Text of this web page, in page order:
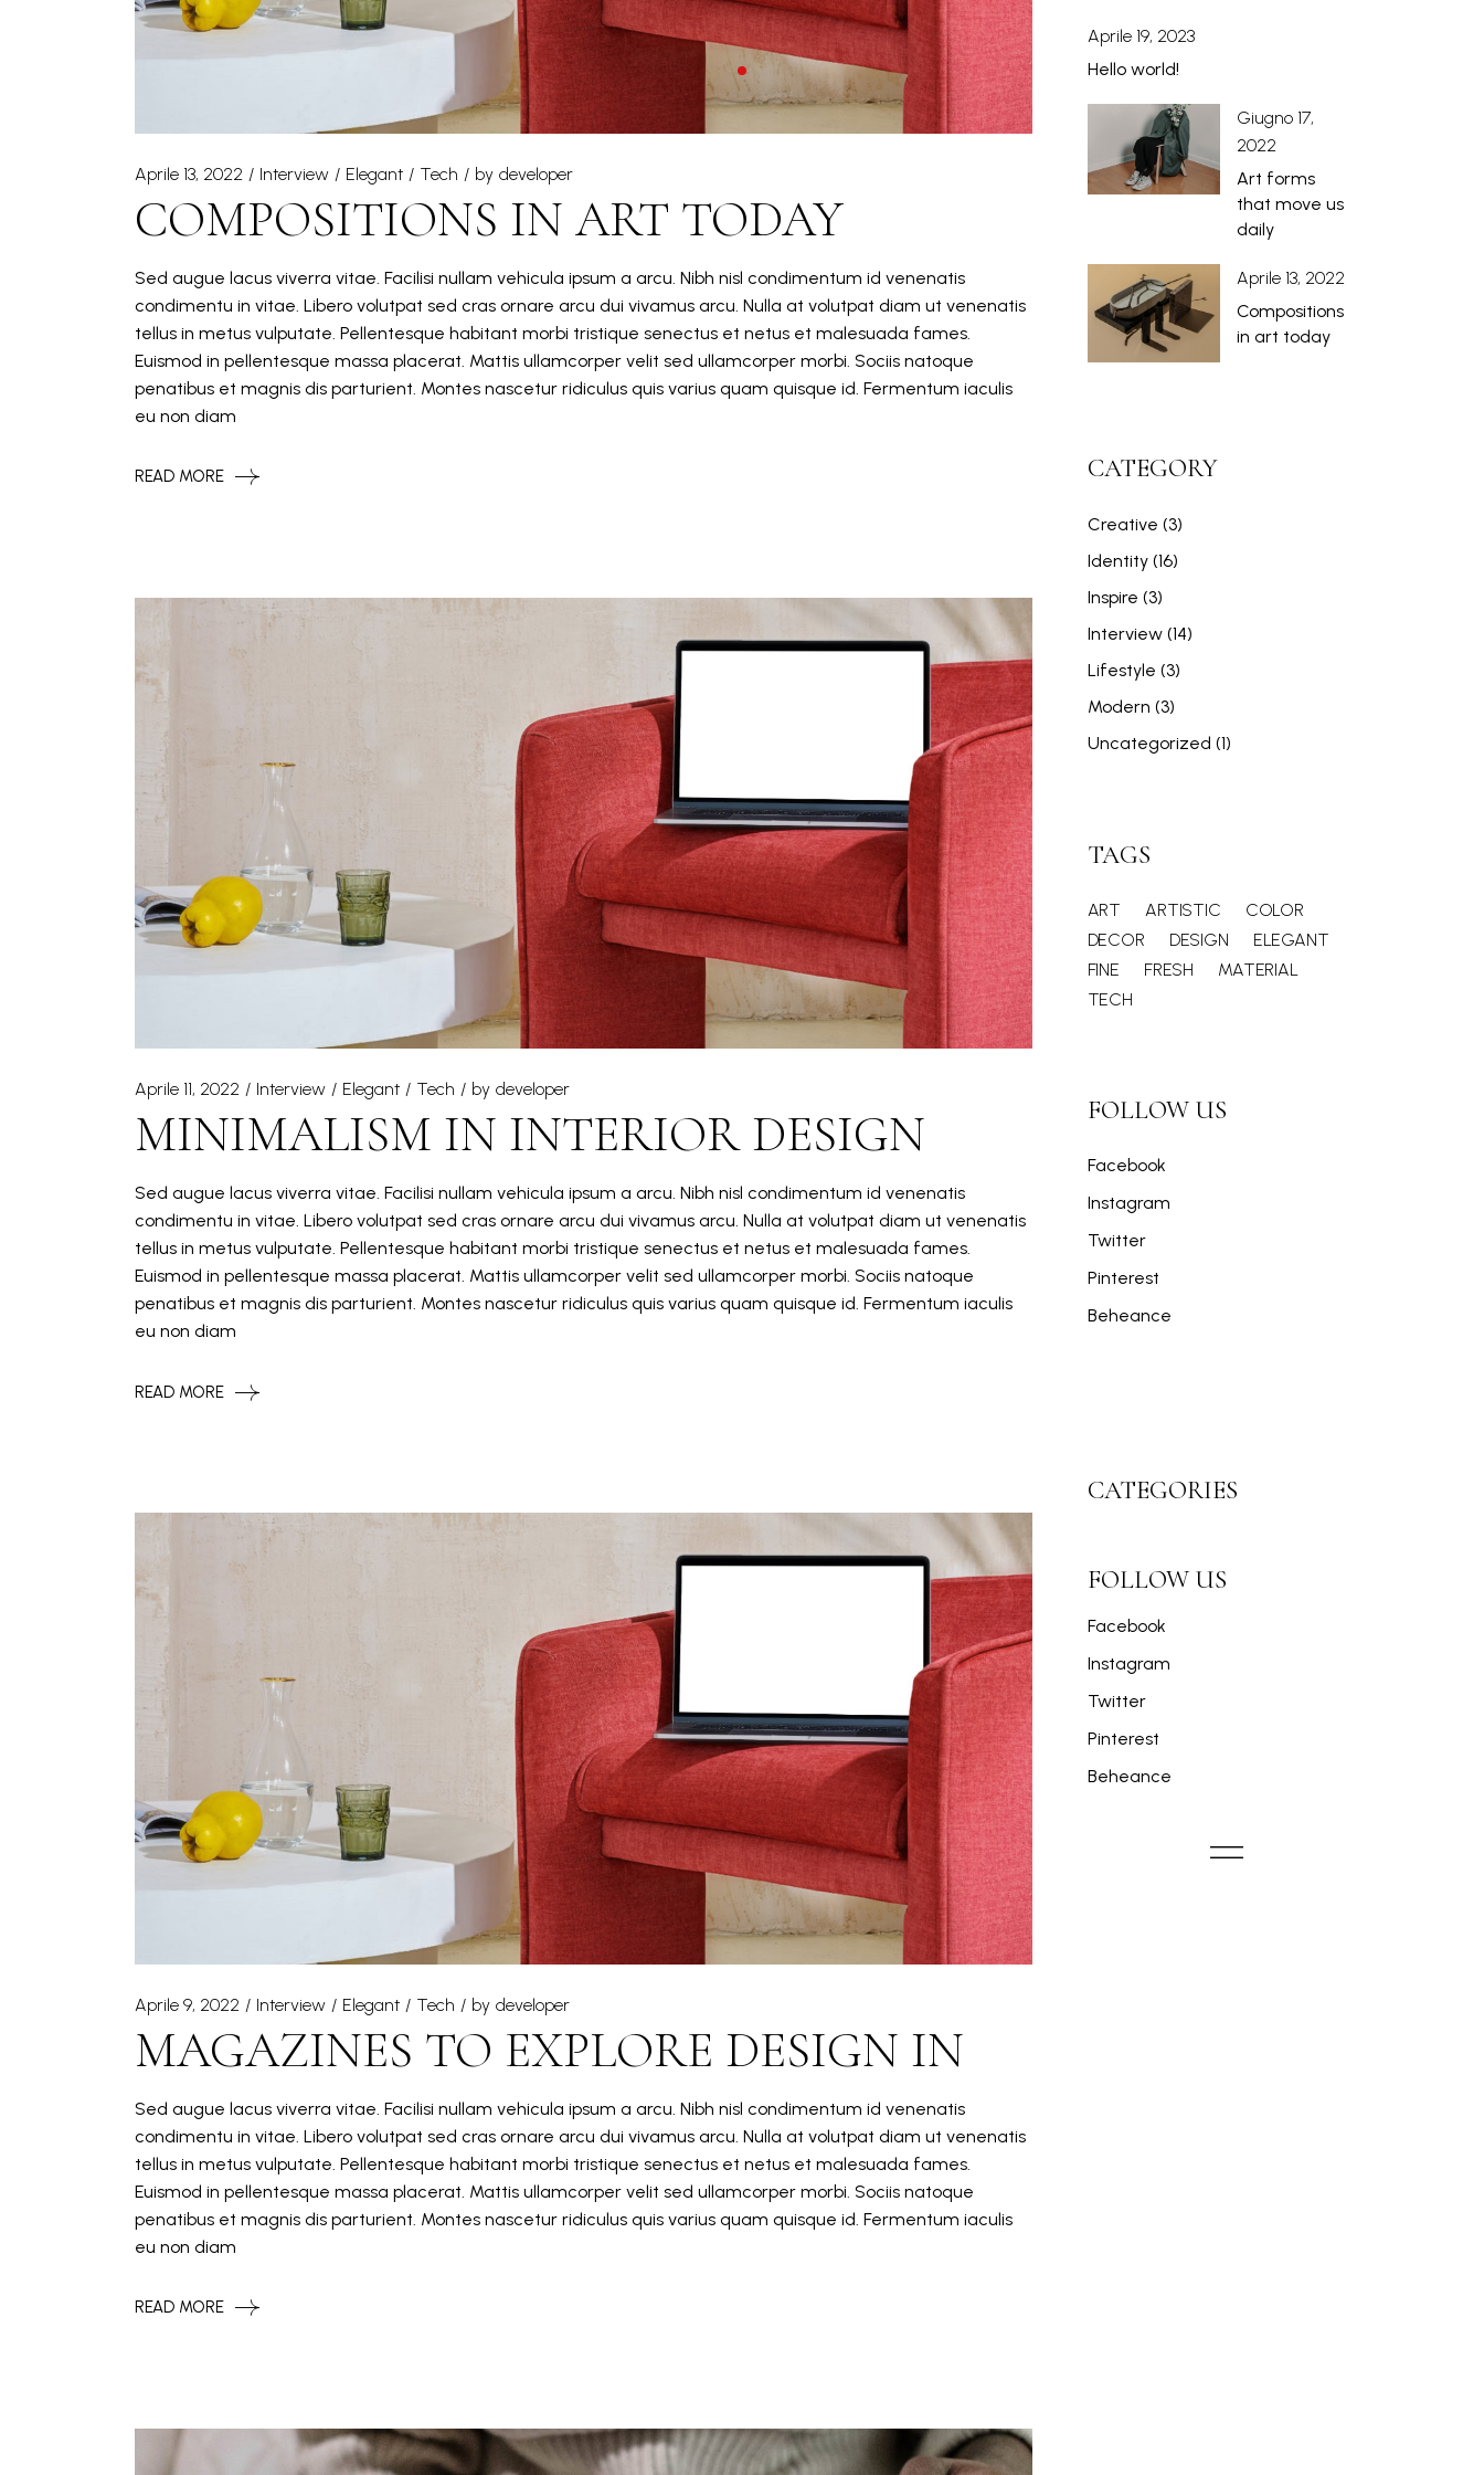
Aprile 13, 2022 Interview Elegant Tech by developer
COMPOSITIONS IN ART TODAY
Sed augue lacus viverra vitae. Facilisi nullam vehicula ipsum a arcu. Nibh nisl condimentum id venenatis
condimentu in vitae. Libero volutpat sed cras ornare arcu dui vivamus arcu. Nulla at volutpat diam ut venenatis
tellus in metus vulputate. Pellentesque habitant morbi tristique senectus et netus et malesuada fames.
Euismod in pellentesque massa placerat. Mattis ullamcorper velit sed ullamcorper morbi. Sociis natoque
penatibus et magnis dis parturient. Montes nascetur ridiculus quis varius quam quisque id. Fermentum iaculis
eu non diam
READ MORE
Aprile 11, 2022 Interview Elegant Tech by developer
MINIMALISM IN INTERIOR DESIGN
Sed augue lacus viverra vitae. Facilisi nullam vehicula ipsum a arcu. Nibh nisl condimentum id venenatis
condimentu in vitae. Libero volutpat sed cras ornare arcu dui vivamus arcu. Nulla at volutpat diam ut venenatis
tellus in metus vulputate. Pellentesque habitant morbi tristique senectus et netus et malesuada fames.
Euismod in pellentesque massa placerat. Mattis ullamcorper velit sed ullamcorper morbi. Sociis natoque
penatibus et magnis dis parturient. Montes nascetur ridiculus quis varius quam quisque id. Fermentum iaculis
eu non diam
READ MORE
Aprile 9, 2022 Interview Elegant Tech by developer
MAGAZINES TO EXPLORE DESIGN IN
Sed augue lacus viverra vitae. Facilisi nullam vehicula ipsum a arcu. Nibh nisl condimentum id venenatis
condimentu in vitae. Libero volutpat sed cras ornare arcu dui vivamus arcu. Nulla at volutpat diam ut venenatis
tellus in metus vulputate. Pellentesque habitant morbi tristique senectus et netus et malesuada fames.
Euismod in pellentesque massa placerat. Mattis ullamcorper velit sed ullamcorper morbi. Sociis natoque
penatibus et magnis dis parturient. Montes nascetur ridiculus quis varius quam quisque id. Fermentum iaculis
eu non diam
READ MORE
Aprile 19, 2023
Hello world!
Giugno 17,
2022
Art forms
that move us
daily
Aprile 13, 2022
Compositions
in art today
CATEGORY
Creative (3)
Identity(16)
Inspire (3)
Interview(14)
Lifestyle (3)
Modern (3)
Uncategorized (1)
TAGS
ART ARTISTIC
COLOR
DECOR
DESIGN
ELEGANT
FINE
FRESH
MATERIAL
TECH
FOLLOW US
Facebook
Instagram
Twitter
Pinterest
Beheance
CATEGORIES
FOLLOW US
Facebook
Instagram
Twitter
Pinterest
Beheance